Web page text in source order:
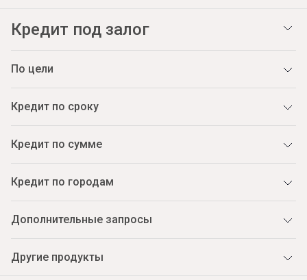
Кредит под залог
По цели
Кредит по сроку
Кредит по сумме
Кредит по городам
Дополнительные запросы
Другие продукты